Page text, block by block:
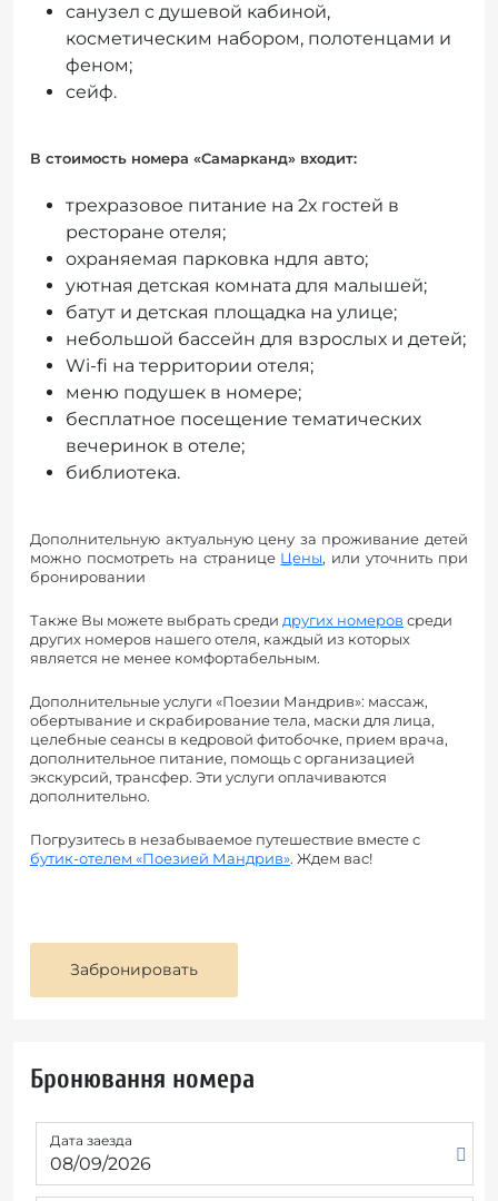
санузел с душевой кабиной,
косметическим набором, полотенцами и
феном;
сейф.
В стоимость номера «Самарканд» входит:
трехразовое питание на 2х гостей в
ресторане отеля;
охраняемая парковка ндля авто;
уютная детская комната для малышей;
батут и детская площадка на улице;
небольшой бассейн для взрослых и детей;
Wi-fi на территории отеля;
меню подушек в номере;
бесплатное посещение тематических
вечеринок в отеле;
библиотека.
Дополнительную актуальную цену за проживание детей
можно посмотреть на странице Цены, или уточнить при
бронировании
Также Вы можете выбрать среди других номеров среди
других номеров нашего отеля, каждый из которых
является не менее комфортабельным.
Дополнительные услуги «Поезии Мандрив»: массаж,
обертывание и скрабирование тела, маски для лица,
целебные сеансы в кедровой фитобочке, прием врача,
дополнительное питание, помощь с организацией
экскурсий, трансфер. Эти услуги оплачиваются
дополнительно.
Погрузитесь в незабываемое путешествие вместе с
бутик-отелем «Поезией Мандрив». Ждем вас!
Забронировать
Бронювання номера
Дата заезда